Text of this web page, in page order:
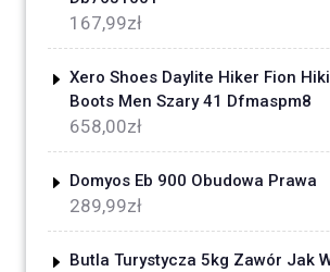
167,99zł
Xero Shoes Daylite Hiker Fion
Boots Men Szary 41 Dfmaspm8
658,00zł
Domyos Eb 900 Obudowa Prawa
289,99zł
Butla Turystycza 5kg Zawór Jak